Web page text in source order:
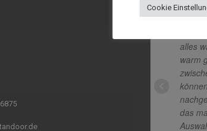
nette
alles
warm
das
Cookie